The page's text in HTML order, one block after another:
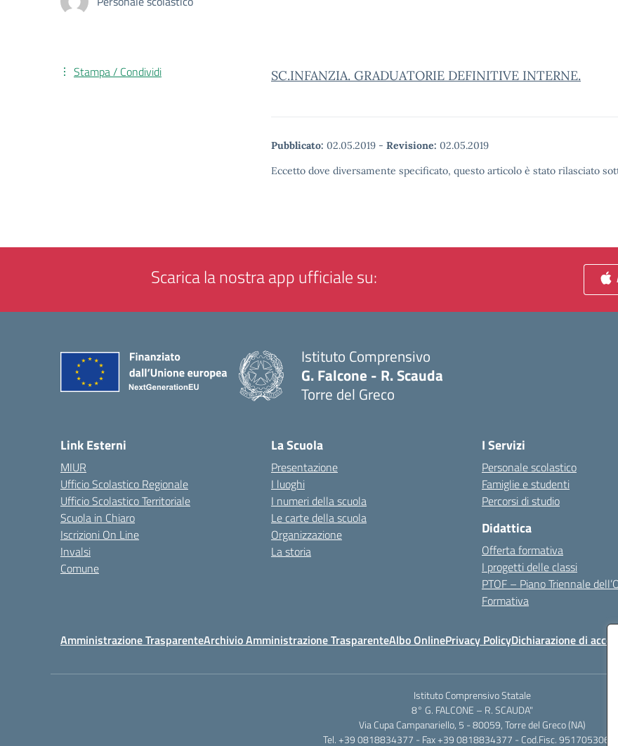
SC.INFANZIA. GRADUATORIE DEFINITIVE INTERNE.
Pubblicato: 02.05.2019 - Revisione: 02.05.2019
Eccetto dove diversamente specificato, questo articolo è stato rilasciato
Stampa / Condividi
Scarica la nostra app ufficiale su:
Istituto Comprensivo
G. Falcone - R. Scauda
Torre del Greco
Link Esterni
MIUR
Ufficio Scolastico Regionale
Ufficio Scolastico Territoriale
Scuola in Chiaro
Iscrizioni On Line
Invalsi
Comune
La Scuola
Presentazione
I luoghi
I numeri della scuola
Le carte della scuola
Organizzazione
La storia
I Servizi
Personale scolastico
Famiglie e studenti
Percorsi di studio
Didattica
Offerta formativa
I progetti delle classi
PTOF – Piano Triennale
Formativa
Amministrazione TrasparenteArchivio Amministrazione TrasparenteAlbo OnlinePrivacy PolicyDichiarazione di
Istituto Comprensivo Statale
8° G. FALCONE – R. SCAUDA"
Via Cupa Campanariello, 5 - 80059, Torre del Greco (NA)
Tel. +39 0818834377 - Fax +39 0818834377 - Cod.Fisc. 95170530638